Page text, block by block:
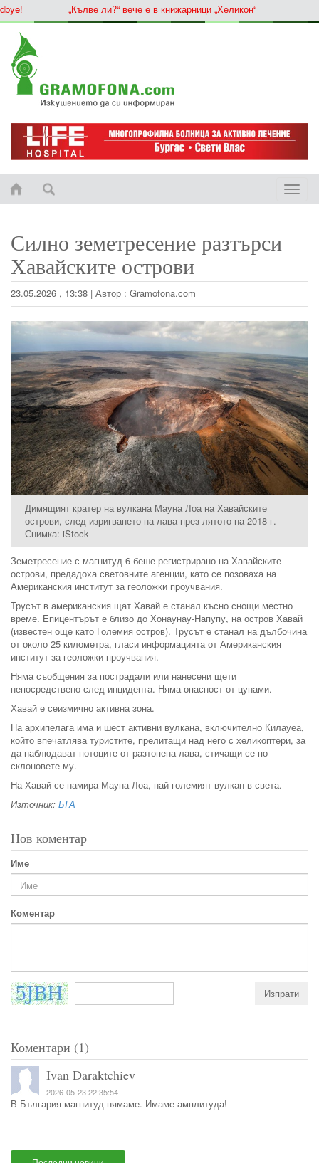
„Кълве ли?“ вече е в книжарници „Хеликон“
Toggle
Силно земетресение разтърси
Хавайските острови
23.05.2026 , 13:38 | Автор : Gramofona.com
Димящият кратер на вулкана Мауна Лоа на Хавайските
острови, след изригването на лава през лятото на 2018 г.
Снимка: iStock
Земетресение с магнитуд 6 беше регистрирано на Хавайските
острови, предадоха световните агенции, като се позоваха на
Американския институт за геоложки проучвания.
Трусът в американския щат Хавай е станал късно снощи местно
време. Епицентърът е близо до Хонаунау-Напупу, на остров Хавай
(известен още като Големия остров). Трусът е станал на дълбочина
от около 25 километра, гласи информацията от Американския
институт за геоложки проучвания.
Няма съобщения за пострадали или нанесени щети
непосредствено след инцидента. Няма опасност от цунами.
Хавай е сеизмично активна зона.
На архипелага има и шест активни вулкана, включително Килауеа,
който впечатлява туристите, прелитащи над него с хеликоптери, за
да наблюдават потоците от разтопена лава, стичащи се по
склоновете му.
На Хавай се намира Мауна Лоа, най-големият вулкан в света.
Източник: БТА
Нов коментар
Име
Коментар
Коментари (1)
Ivan Daraktchiev
2026-05-23 22:35:54
В България магнитуд нямаме. Имаме амплитуда!